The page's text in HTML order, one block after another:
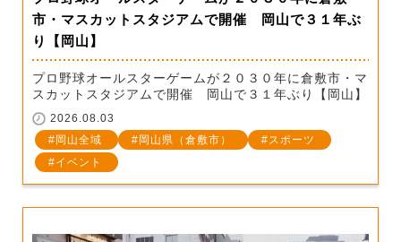
市・マスカットスタジアムで開催 岡山で３１年ぶ
り【岡山】
プロ野球オールスターゲームが２０３０年に倉敷市・マ
スカットスタジアムで開催 岡山で３１年ぶり【岡山】
2026.08.03
岡山全域
岡山県（倉敷市）
スポーツ
イベント